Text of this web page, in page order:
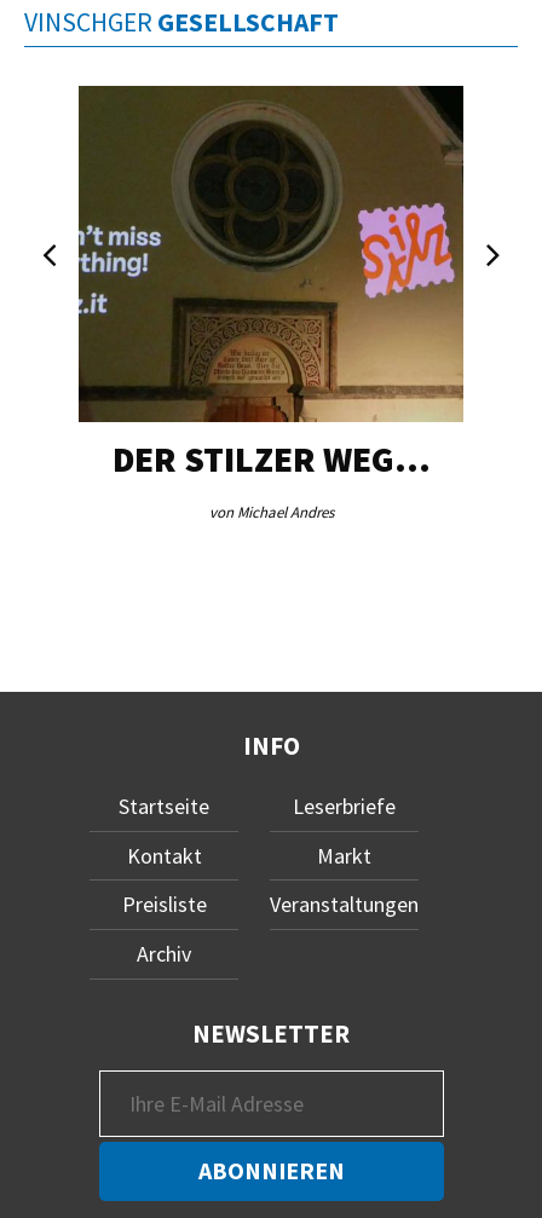
VINSCHGER GESELLSCHAFT
DER STILZER WEG…
von Michael Andres
INFO
Startseite
Kontakt
Preisliste
Archiv
Leserbriefe
Markt
Veranstaltungen
NEWSLETTER